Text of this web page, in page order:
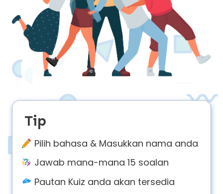
About
us
Contact
us
Tip
Pilih bahasa & Masukkan nama anda
Jawab mana-mana 15 soalan
Pautan Kuiz anda akan tersedia